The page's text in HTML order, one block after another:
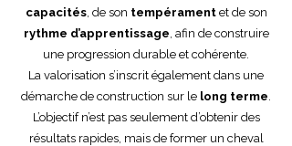
capacités, de son tempérament et de son
rythme d’apprentissage, afin de construire
une progression durable et cohérente.
La valorisation s’inscrit également dans une
démarche de construction sur le long terme.
L’objectif n’est pas seulement d’obtenir des
résultats rapides, mais de former un cheval